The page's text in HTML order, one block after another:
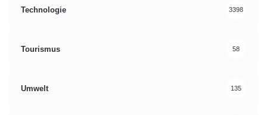
Technologie 3398
Tourismus 58
Umwelt 135